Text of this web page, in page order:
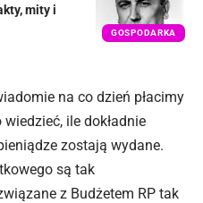
GOSPODARKA
mity i
na co dzień płacimy
ile dokładnie
zostają wydane.
są tak
z Budżetem RP tak